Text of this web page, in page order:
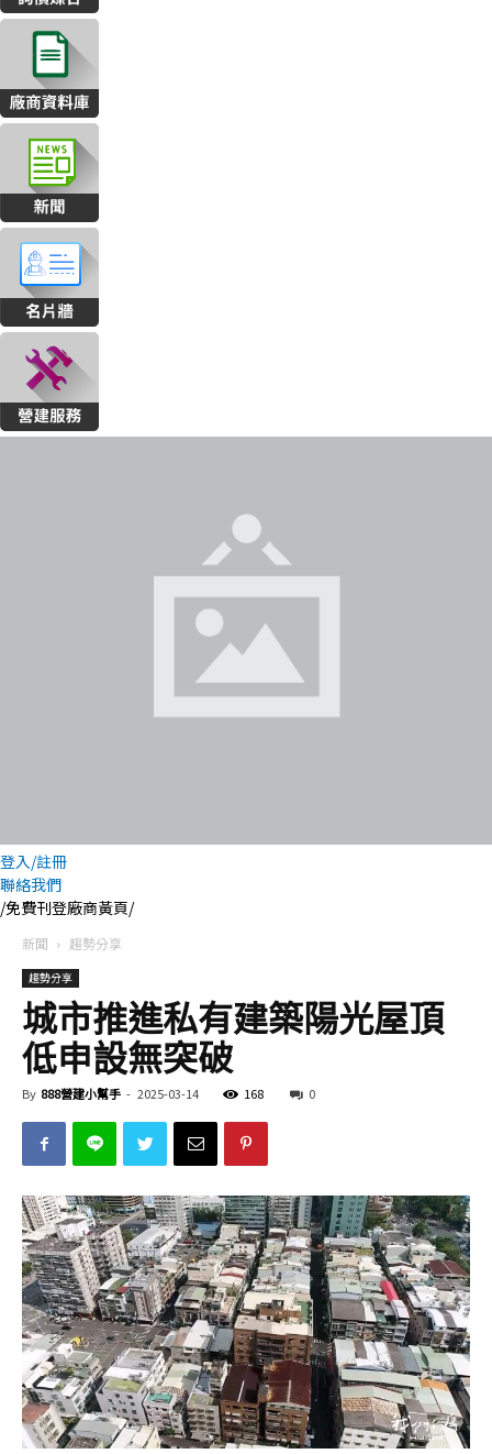
登入/註冊
聯絡我們
/免費刊登廠商黃頁/
新聞 趨勢分享
趨勢分享
城市推進私有建築陽光屋頂
低申設無突破
By 888營建小幫手 - 2025-03-14 168 0